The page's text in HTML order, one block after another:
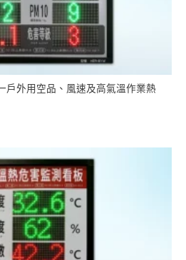
戶外用空品、風速及高氣溫作業熱